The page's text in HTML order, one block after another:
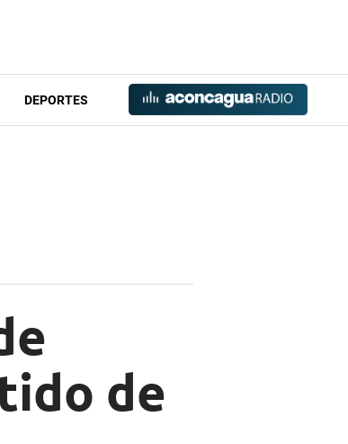
DEPORTES
de